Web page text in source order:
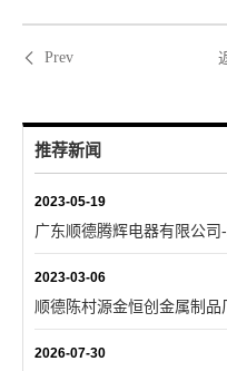
Prev
推荐新闻
2023-05-19
广东顺德腾辉电器有限公
2023-03-06
顺德陈村源金恒创金属制
2026-07-30